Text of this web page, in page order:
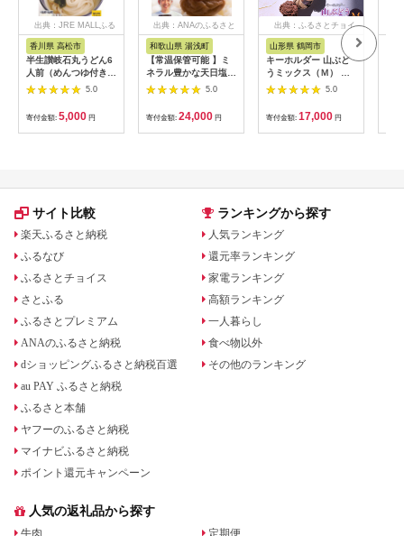
出典：JRE MALLふる
さと納税
香川県 高松市
半生讃岐石丸うどん6
人前（めんつゆ付き）
麺300g×2袋
5.0
寄付金額: 5,000 円
出典：ANAのふるさと
和歌山県 湯浅町
【常温保管可能 】ミ
ネラル豊かな天日塩だ
けで漬けた無添加梅干
し2kg 梅ボーイズ｜
B201_EP6024
5.0
寄付金額: 24,000 円
出典：ふるさとチョイ
山形県 鶴岡市
キーホルダー 山ぶど
うミックス（Ｍ） 山
形県鶴岡市 アトリエ
かおる | 山葡萄 雑貨
キーホルダー ギフト
贈り物 お取り寄せ 返
礼品
5.0
寄付金額: 17,000 円
サイト比較
楽天ふるさと納税
ふるなび
ふるさとチョイス
さとふる
ふるさとプレミアム
ANAのふるさと納税
dショッピングふるさと納税百選
au PAY ふるさと納税
ふるさと本舗
ヤフーのふるさと納税
マイナビふるさと納税
ポイント還元キャンペーン
ランキングから探す
人気ランキング
還元率ランキング
家電ランキング
高額ランキング
一人暮らし
食べ物以外
その他のランキング
人気の返礼品から探す
牛肉
定期便